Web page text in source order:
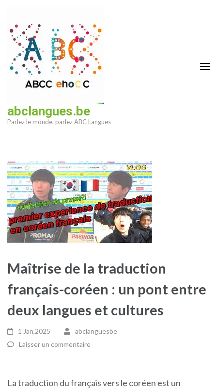
contenu
(Pressez
Entrée)
abclangues.be
Parlez le monde, parlez ABC Langues
Maîtrise de la traduction
français-coréen : un pont entre
deux langues et cultures
1 Jan,2025
abclanguesbe
Laisser un commentaire
La traduction du français vers le coréen est un